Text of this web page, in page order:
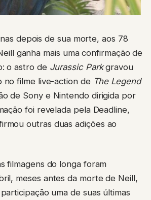
depois de sua morte, aos 78
ganha mais uma confirmação de
o astro de Jurassic Parkgravou
no filme live-action de The Legend
de Sony e Nintendo dirigida por
foi revelada pela Deadline,
outras duas adições ao
filmagens do longa foram
meses antes da morte de Neill,
uma de suas últimas